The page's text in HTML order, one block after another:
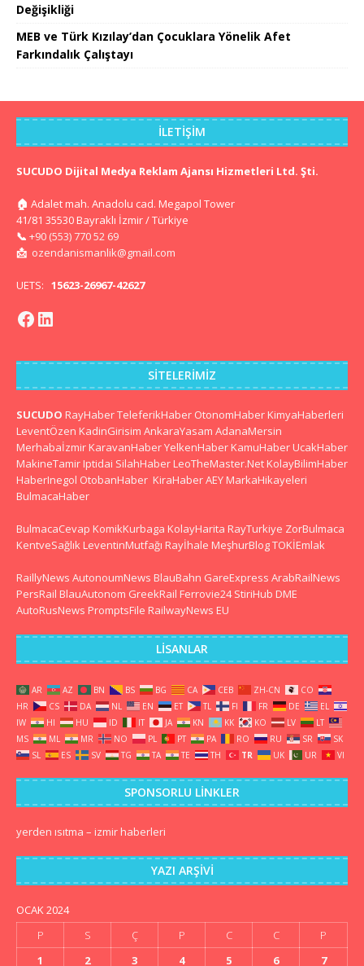
Değişikliği
MEB ve Türk Kızılay’dan Çocuklara Yönelik Afet
Farkındalık Çalıştayı
İLETIŞIM
SUCUDO Dijital Medya Reklam Ajansı Hizmetleri Ltd. Şti.
🏠 Adalet mah. Anadolu cad. Megapol Tower
41/81 35530 Bayraklı İzmir / Türkiye
📞 +90 (553) 770 52 69
📩 ozendanismanlik@gmail.com
UETS: 15623-26967-42627
SITELERIMIZ
SUCUDO RayHaberTeleferikHaber OtonomHaber KimyaHaberleri
LeventÖzen KadinGirisim AnkaraYasam AdanaMersin
Merhabaİzmir KaravanHaberYelkenHaber KamuHaber UcakHaber
MakineTamir Iptidai SilahHaber LeoTheMaster.Net KolayBilimHaber
HaberInegol OtobanHaber KiraHaberAEY MarkaHikayeleri
BulmacaHaber
BulmacaCevap KomikKurbaga KolayHarita RayTurkiye ZorBulmaca
KentveSağlık LeventinMutfağı Rayİhale MeşhurBlogTOKİEmlak
RaillyNews AutonoumNews BlauBahn GareExpress ArabRailNews
PersRail BlauAutonom GreekRail Ferrovie24 StiriHub DME
AutoRusNews PromptsFile RailwayNews EU
LISANLAR
AR AZ BN BS BG CA CEB ZH-CN
CO
HR
CS DA NL EN ET TL FI FR DE
EL
IW
HI HU ID IT JA KN KK KO LV
LT
MS
ML MR NO PL PT PA RO RU SR
SK
SL
ES SV TG TA TE TH TR UK UR VI
SPONSORLU LINKLER
yerden ısıtma – izmir haberleri
YAZI ARŞIVI
OCAK 2024
P
S Ç P C C
P
1
2 3 4 5 6 7